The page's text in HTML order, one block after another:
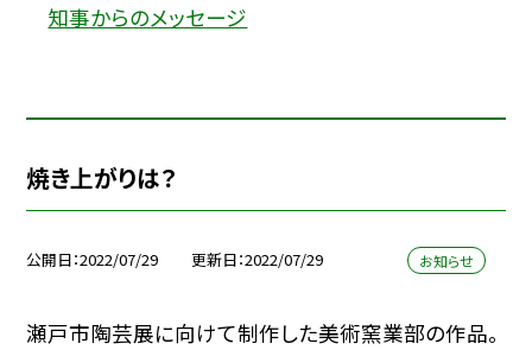
知事からのメッセージ
焼き上がりは？
公開日 2022/07/29 更新日 2022/07/29 お知らせ
瀬戸市陶芸展に向けて制作した美術窯業部の作品。